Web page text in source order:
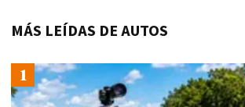
MÁS LEÍDAS DE AUTOS